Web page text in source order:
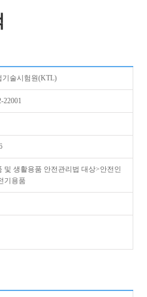
기술시험원(KTL)
22001
및 생활용품 안전관리법 대상>안전인
기용품